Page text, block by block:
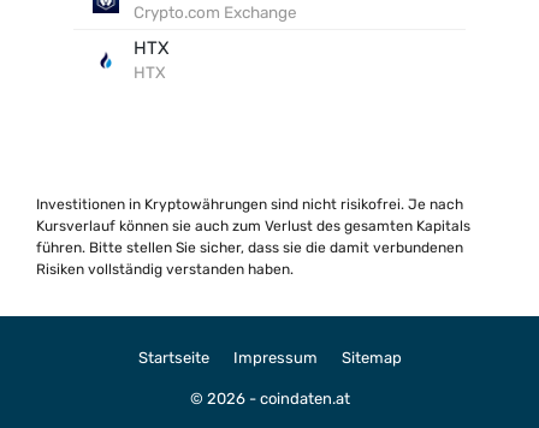
Crypto.com Exchange
HTX
HTX
Investitionen in Kryptowährungen sind nicht risikofrei. Je nach
Kursverlauf können sie auch zum Verlust des gesamten Kapitals
führen. Bitte stellen Sie sicher, dass sie die damit verbundenen
Risiken vollständig verstanden haben.
Startseite Impressum Sitemap
© 2026 - coindaten.at